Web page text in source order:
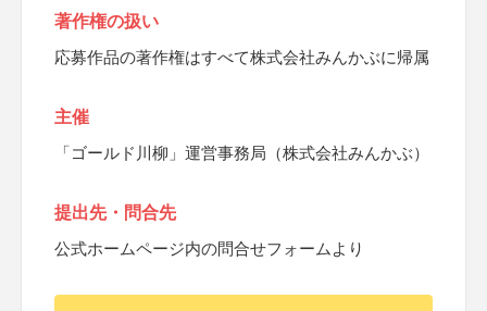
著作権の扱い
応募作品の著作権はすべて株式会社みんかぶに帰属
主催
「ゴールド川柳」運営事務局（株式会社みんかぶ）
提出先・問合先
公式ホームページ内の問合せフォームより